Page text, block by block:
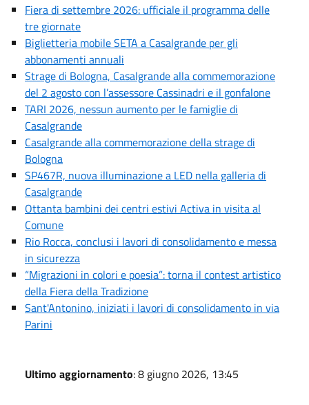
Fiera di settembre 2026: ufficiale il programma delle
tre giornate
Biglietteria mobile SETA a Casalgrande per gli
abbonamenti annuali
Strage di Bologna, Casalgrande alla commemorazione
del 2 agosto con l’assessore Cassinadri e il gonfalone
TARI 2026, nessun aumento per le famiglie di
Casalgrande
Casalgrande alla commemorazione della strage di
Bologna
SP467R, nuova illuminazione a LED nella galleria di
Casalgrande
Ottanta bambini dei centri estivi Activa in visita al
Comune
Rio Rocca, conclusi i lavori di consolidamento e messa
in sicurezza
“Migrazioni in colori e poesia”: torna il contest artistico
della Fiera della Tradizione
Sant'Antonino, iniziati i lavori di consolidamento in via
Parini
Ultimo aggiornamento: 8 giugno 2026, 13:45